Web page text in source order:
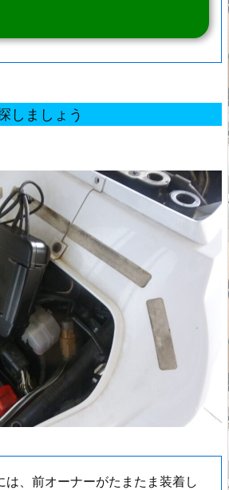
しましょう
は、前オーナーがたまたま装着し